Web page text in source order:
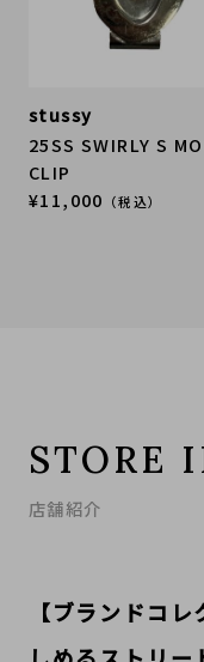
stussy
25SS SWIRLY S
CLIP
¥11,000 （税込）
STORE
店舗紹介
【ブランドコ